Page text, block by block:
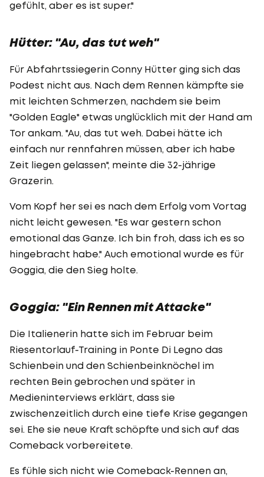
gefühlt, aber es ist super."
Hütter: "Au, das tut weh"
Für Abfahrtssiegerin Conny Hütter ging sich das
Podest nicht aus. Nach dem Rennen kämpfte sie
mit leichten Schmerzen, nachdem sie beim
"Golden Eagle" etwas unglücklich mit der Hand am
Tor ankam. "Au, das tut weh. Dabei hätte ich
einfach nur rennfahren müssen, aber ich habe
Zeit liegen gelassen", meinte die 32-jährige
Grazerin.
Vom Kopf her sei es nach dem Erfolg vom Vortag
nicht leicht gewesen. "Es war gestern schon
emotional das Ganze. Ich bin froh, dass ich es so
hingebracht habe." Auch emotional wurde es für
Goggia, die den Sieg holte.
Goggia: "Ein Rennen mit Attacke"
Die Italienerin hatte sich im Februar beim
Riesentorlauf-Training in Ponte Di Legno das
Schienbein und den Schienbeinknöchel im
rechten Bein gebrochen und später in
Medieninterviews erklärt, dass sie
zwischenzeitlich durch eine tiefe Krise gegangen
sei. Ehe sie neue Kraft schöpfte und sich auf das
Comeback vorbereitete.
Es fühle sich nicht wie Comeback-Rennen an,